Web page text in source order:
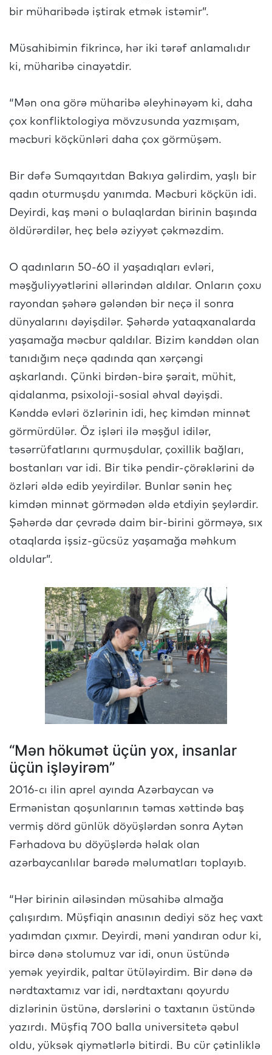
bir müharibədə iştirak etmək istəmir”.
Müsahibimin fikrincə, hər iki tərəf anlamalıdır
ki, müharibə cinayətdir.
“Mən ona görə müharibə əleyhinəyəm ki, daha
çox konfliktologiya mövzusunda yazmışam,
məcburi köçkünləri daha çox görmüşəm.
Bir dəfə Sumqayıtdan Bakıya gəlirdim, yaşlı bir
qadın oturmuşdu yanımda. Məcburi köçkün idi.
Deyirdi, kaş məni o bulaqlardan birinin başında
öldürərdilər, heç belə əziyyət çəkməzdim.
O qadınların 50-60 il yaşadıqları evləri,
məşğuliyyətlərini əllərindən aldılar. Onların çoxu
rayondan şəhərə gələndən bir neçə il sonra
dünyalarını dəyişdilər. Şəhərdə yataqxanalarda
yaşamağa məcbur qaldılar. Bizim kənddən olan
tanıdığım neçə qadında qan xərçəngi
aşkarlandı. Çünki birdən-birə şərait, mühit,
qidalanma, psixoloji-sosial əhval dəyişdi.
Kənddə evləri özlərinin idi, heç kimdən minnət
görmürdülər. Öz işləri ilə məşğul idilər,
təsərrüfatlarını qurmuşdular, çoxillik bağları,
bostanları var idi. Bir tikə pendir-çörəklərini də
özləri əldə edib yeyirdilər. Bunlar sənin heç
kimdən minnət görmədən əldə etdiyin şeylərdir.
Şəhərdə dar çevrədə daim bir-birini görməyə, sıx
otaqlarda işsiz-gücsüz yaşamağa məhkum
oldular”.
“Mən hökumət üçün yox, insanlar
üçün işləyirəm”
2016-cı ilin aprel ayında Azərbaycan və
Ermənistan qoşunlarının təmas xəttində baş
vermiş dörd günlük döyüşlərdən sonra Aytən
Fərhadova bu döyüşlərdə həlak olan
azərbaycanlılar barədə məlumatları toplayıb.
“Hər birinin ailəsindən müsahibə almağa
çalışırdım. Müşfiqin anasının dediyi söz heç vaxt
yadımdan çıxmır. Deyirdi, məni yandıran odur ki,
bircə dənə stolumuz var idi, onun üstündə
yemək yeyirdik, paltar ütüləyirdim. Bir dənə də
nərdtaxtamız var idi, nərdtaxtanı qoyurdu
dizlərinin üstünə, dərslərini o taxtanın üstündə
yazırdı. Müşfiq 700 balla universitetə qəbul
oldu, yüksək qiymətlərlə bitirdi. Bu cür çətinliklə